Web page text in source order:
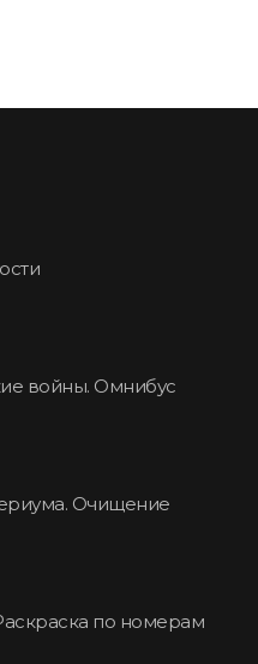
войны. Омнибус
Очищение
по номерам